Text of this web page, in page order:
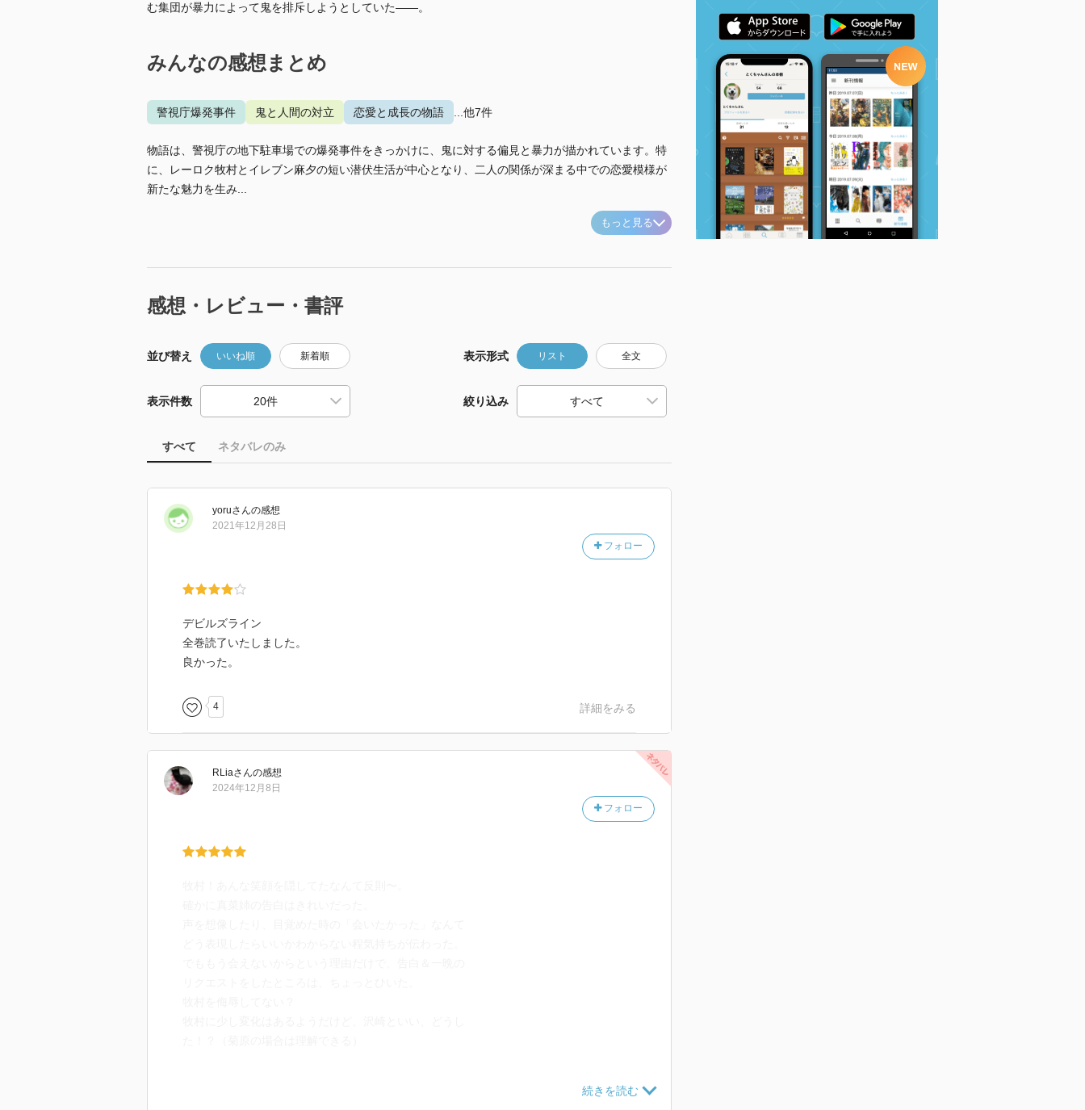
む集団が暴力によって鬼を排斥しようとしていた――。
みんなの感想まとめ
警視庁爆発事件 鬼と人間の対立 恋愛と成長の物語 ...他7件
物語は、警視庁の地下駐車場での爆発事件をきっかけに、鬼に対する偏見と暴力が描かれています。特
に、レーロク牧村とイレブン麻夕の短い潜伏生活が中心となり、二人の関係が深まる中での恋愛模様が
新たな魅力を生み...
もっと見る
感想・レビュー・書評
並び替え いいね順 新着順 表示形式 リスト 全文
表示件数 絞り込み
すべて ネタバレのみ
yoruさんの感想
フォロー
2021年12月28日
デビルズライン
全巻読了いたしました。
良かった。
4 詳細をみる
RLiaさんの感想
フォロー
2024年12月8日